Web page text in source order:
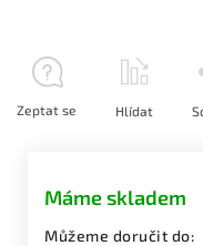
Máme skladem
Můžeme doručit do:
Zeptat se Hlídat